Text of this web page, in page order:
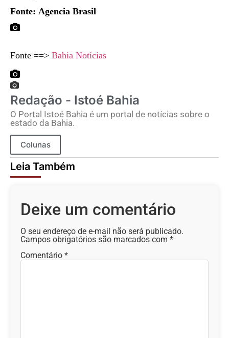
Fonte: Agencia Brasil
Fonte ==> Bahia Notícias
Redação - Istoé Bahia
O Portal Istoé Bahia é um portal de notícias sobre o
estado da Bahia.
Colunas
Leia Também
Deixe um comentário
O seu endereço de e-mail não será publicado.
Campos obrigatórios são marcados com *
Comentário *